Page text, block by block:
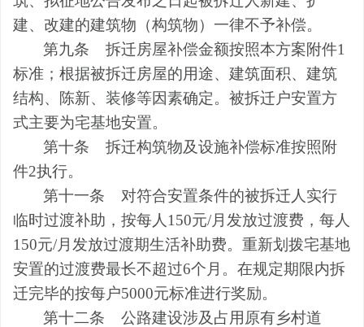
建、改建的建筑物（构筑物）一律不予补偿。
第九条
拆迁房屋补偿金额按照本方案附件1
标准；根据被拆迁房屋的用途、建筑面积、建筑
结构、陈新、装修等因素确定。被拆迁户安置方
式主要为宅基地安置。
第十条
拆迁构筑物及设施补偿标准按照附
件2执行。
第十一条
对符合安置条件的被拆迁人实行
临时过渡补助，按每人 150元/月发放过渡费，每人
150元/月发放过渡期生活补助费。重新划拨宅基地
安置的过渡费最长不超过6个月。在规定期限内拆
迁完毕的按每户5000元标准进行奖励。
第十二条
公路建设涉及占用原有乡村道